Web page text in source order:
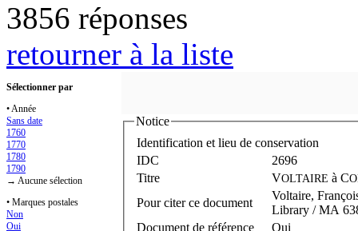
3856 réponses
retourner à la liste
Sélectionner par
• Année
Sans date
1760
1770
1780
1790
→ Aucune sélection
• Marques postales
Non
Oui
Notice
Identification et lieu de conservation
IDC
2696
Titre
VOLTAIRE à C
Pour citer ce document
Voltaire,
Library / MA
Document de référence
Oui